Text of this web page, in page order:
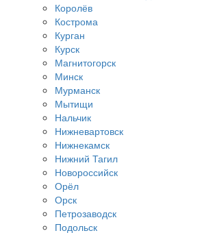
Королёв
Кострома
Курган
Курск
Магнитогорск
Минск
Мурманск
Мытищи
Нальчик
Нижневартовск
Нижнекамск
Нижний Тагил
Новороссийск
Орёл
Орск
Петрозаводск
Подольск